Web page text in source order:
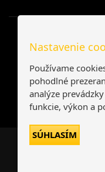
Nastavenie
Používame
pohodlné
analýze
funkcie, výkon a
SÚHLASÍM